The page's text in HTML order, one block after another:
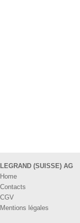
LEGRAND (SUISSE) AG
Home
Contacts
CGV
Mentions légales